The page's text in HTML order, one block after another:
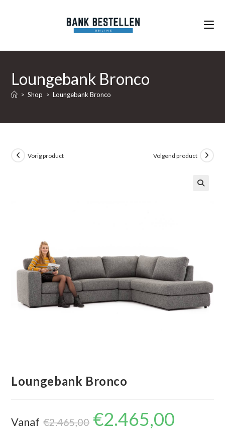
Loungebank Bronco
> Shop > Loungebank Bronco
Vorig product Volgend product
Loungebank Bronco
Vanaf €2.465,00
Oorspronkelijke
prijs
was:
€2.465,00